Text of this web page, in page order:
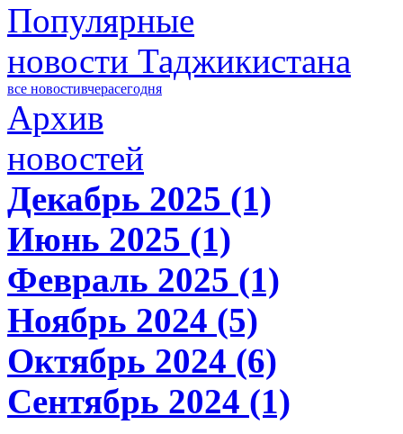
Популярные
новости Таджикистана
все новостивчерасегодня
Архив
новостей
Декабрь 2025 (1)
Июнь 2025 (1)
Февраль 2025 (1)
Ноябрь 2024 (5)
Октябрь 2024 (6)
Сентябрь 2024 (1)